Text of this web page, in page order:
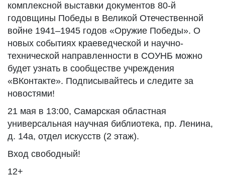
комплексной выставки документов 80-й
годовщины Победы в Великой Отечественной
войне 1941–1945 годов «Оружие Победы». О
новых событиях краеведческой и научно-
технической направленности в СОУНБ можно
будет узнать в сообществе учреждения
«ВКонтакте». Подписывайтесь и следите за
новостями!
21 мая в 13:00, Самарская областная
универсальная научная библиотека, пр. Ленина,
д. 14а, отдел искусств (2 этаж).
Вход свободный!
12+